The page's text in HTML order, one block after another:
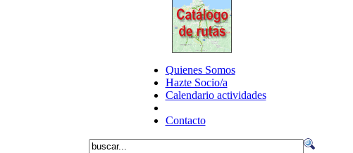
Quienes Somos
Hazte Socio/a
Calendario actividades
Contacto